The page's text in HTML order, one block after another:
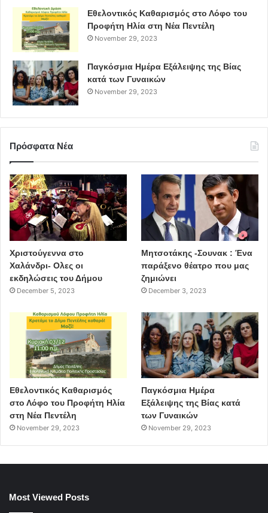
Εθελοντικός Καθαρισμός στο Λόφο του
Προφήτη Ηλία στη Νέα Πεντέλη
November 29, 2023
Παγκόσμια Ημέρα Εξάλειψης της Βίας
κατά των Γυναικών
November 29, 2023
Πρόσφατα Νέα
Χριστούγεννα στο
Χαλάνδρι- Ολες οι
εκδηλώσεις του Δήμου
December 5, 2023
Μητσοτάκης -Σουνακ : Ένα
παράξενο θέατρο που μας
ζημιώνει
December 3, 2023
Εθελοντικός Καθαρισμός
στο Λόφο του Προφήτη Ηλία
στη Νέα Πεντέλη
November 29, 2023
Παγκόσμια Ημέρα
Εξάλειψης της Βίας κατά
των Γυναικών
November 29, 2023
Most Viewed Posts